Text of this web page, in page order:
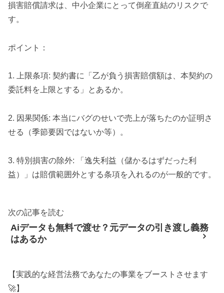
損害賠償請求は、中小企業にとって倒産直結のリスクで
す。
ポイント：
1. 上限条項: 契約書に「乙が負う損害賠償額は、本契約の
委託料を上限とする」とあるか。
2. 因果関係: 本当にバグのせいで売上が落ちたのか証明さ
せる（季節要因ではないか等）。
3. 特別損害の除外: 「逸失利益（儲かるはずだった利
益）」は賠償範囲外とする条項を入れるのが一般的です。
次の記事を読む
Aiデータも無料で渡せ？元データの引き渡し義務
はあるか
【実践的な経営法務であなたの事業をブーストさせます
🚀】